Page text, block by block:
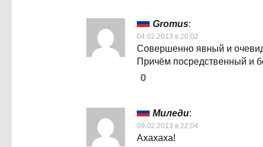
Gromus:
04.02.2013 в 20:02
Совершенно явный и
Причём посредственный и
0
Миледи:
09.02.2013 в 22:04
Ахахаха!